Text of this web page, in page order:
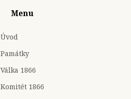
Menu
Úvod
Památky
Válka 1866
Komitét 1866